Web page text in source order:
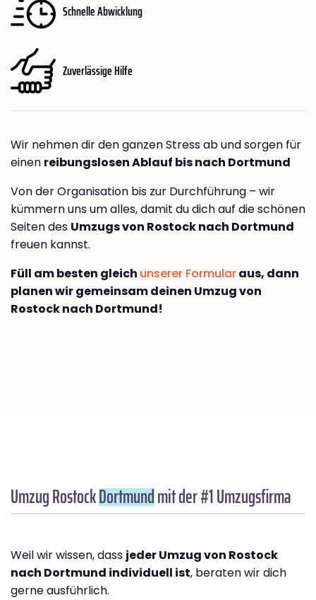
Schnelle Abwicklung
Zuverlässige Hilfe
Wir nehmen dir den ganzen Stress ab und sorgen für
einen reibungslosen Ablauf bis nach Dortmund
Von der Organisation bis zur Durchführung – wir
kümmern uns um alles, damit du dich auf die schönen
Seiten des Umzugs von Rostock nach Dortmund
freuen kannst.
Füll am besten gleich unserer Formularaus, dann
planen wir gemeinsam deinen Umzug von
Rostock nach Dortmund!
Umzug RostockDortmundmit der #1 Umzugsfirma
Weil wir wissen, dass jeder Umzug von Rostock
nach Dortmund individuell ist, beraten wir dich
gerne ausführlich.